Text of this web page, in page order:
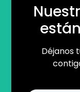
Déjanos